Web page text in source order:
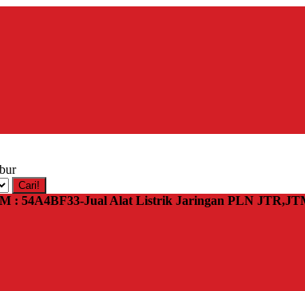
Cari!
: 54A4BF33-Jual Alat Listrik Jaringan PLN